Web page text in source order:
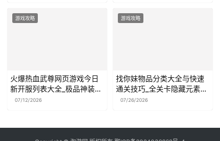
游戏攻略
火爆热血武尊网页游戏今日
新开服列表大全_极品神装掉
落出处汇总
07/12/2026
游戏攻略
找你妹物品分类大全与快速
通关技巧_全关卡隐藏元素图
鉴
07/26/2026